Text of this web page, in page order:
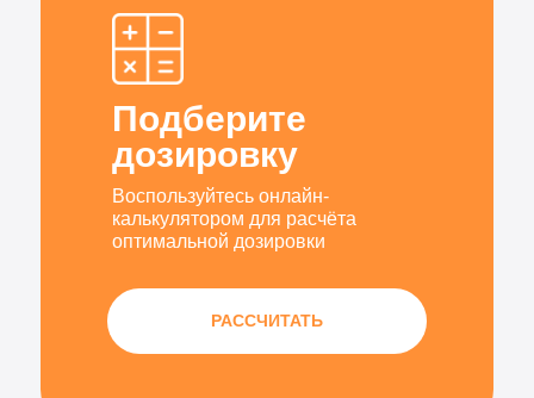
Подберите
дозировку
Воспользуйтесь онлайн-
калькулятором для расчёта
оптимальной дозировки
РАССЧИТАТЬ